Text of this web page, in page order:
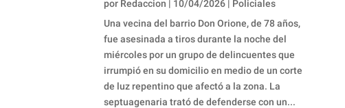
por Redaccion | 10/04/2026 | Policiales
Una vecina del barrio Don Orione, de 78 años,
fue asesinada a tiros durante la noche del
miércoles por un grupo de delincuentes que
irrumpió en su domicilio en medio de un corte
de luz repentino que afectó a la zona. La
septuagenaria trató de defenderse con un...